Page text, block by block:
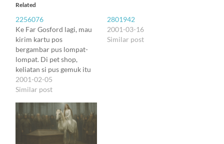
Related
2256076
Ke Far Gosford lagi, mau
kirim kartu pos
bergambar pus lompat-
lompat. Di pet shop,
keliatan si pus gemuk itu
lagi. Ngeliatin aku aja.
Abis aku tau bahwa
lebih dekat daripada city-
centre, kayaknya aku
bakal sering-sering lewat
pet shop itu. Kali-kali
2001-02-05
Similar post
2801942
2001-03-16
Similar post